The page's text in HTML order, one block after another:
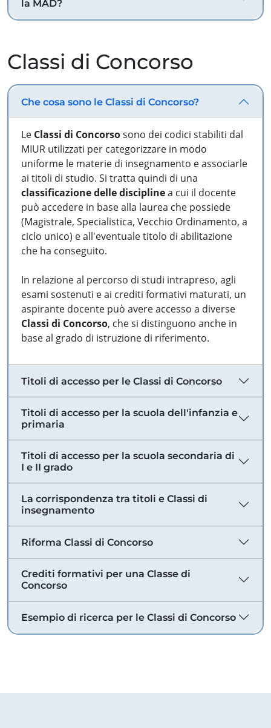
la MAD?
Classi di Concorso
Che cosa sono le Classi di Concorso?
Le Classi di Concorsosono dei codici stabiliti dal
MIUR utilizzati per categorizzare in modo
uniforme le materie di insegnamento e associarle
ai titoli di studio. Si tratta quindi di una
classificazione delle disciplinea cui il docente
può accedere in base alla laurea che possiede
(Magistrale, Specialistica, Vecchio Ordinamento, a
ciclo unico) e all'eventuale titolo di abilitazione
che ha conseguito.
In relazione al percorso di studi intrapreso, agli
esami sostenuti e ai crediti formativi maturati, un
aspirante docente può avere accesso a diverse
Classi di Concorso, che si distinguono anche in
base al grado di istruzione di riferimento.
Titoli di accesso per le Classi di Concorso
Titoli di accesso per la scuola dell'infanzia e
primaria
Titoli di accesso per la scuola secondaria di
I e II grado
La corrispondenza tra titoli e Classi di
insegnamento
Riforma Classi di Concorso
Crediti formativi per una Classe di
Concorso
Esempio di ricerca per le Classi di Concorso